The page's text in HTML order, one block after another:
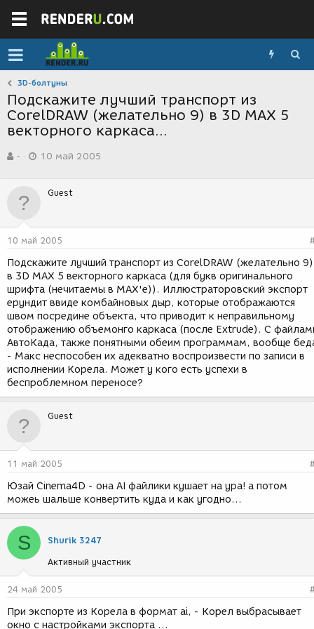
3D-болтуны
Подскажите лучший транспорт из
CorelDRAW (желательно 9) в 3D MAX 5
векторного каркаса...
в
р
м
-
а
д
н
и
я
10 май 2005
Guest
10 май 2005
Подскажите лучший транспорт из CorelDRAW (желательно 9)
в 3D MAX 5 векторного каркаса (для букв оригинального
шрифта (нечитаемы в MAX'e)). Иллюстраторовский экспорт
ерундит ввиде комбайновых дыр, которые отображаются
швом посредине объекта, что приводит к неправильному
отображению объемонго каркаса (после Extrude). С
АвтоКада, также понятными обеим программам, вообще
- Макс неспособен их адекватно воспроизвести по записи в
исполнении Корела. Может у кого есть успехи в
беспроблемном переносе?
Guest
11 май 2005
Юзай Cinema4D - она AI файлики кушает на ура! а потом
можеь шальше конвертить куда и как угодно...
S Shurik 3247
Активный участник
24 май 2005
При экспорте из Корела в формат ai, - Корел выбрасывает
окно с настройками экспорта ...